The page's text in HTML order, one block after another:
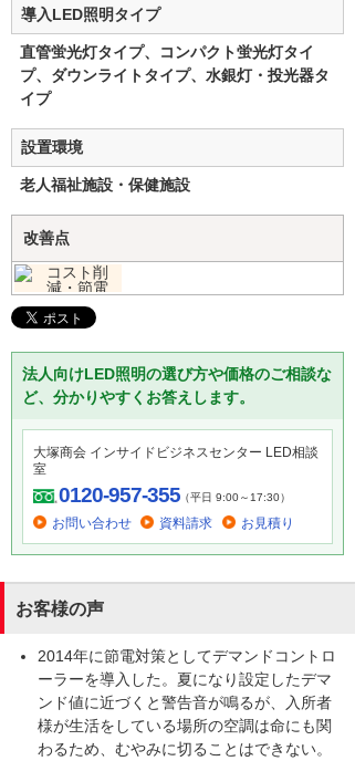
導入LED照明タイプ
直管蛍光灯タイプ、コンパクト蛍光灯タイ
プ、ダウンライトタイプ、水銀灯・投光器タ
イプ
設置環境
老人福祉施設・保健施設
改善点
法人向けLED照明の選び方や価格のご相談な
ど、分かりやすくお答えします。
大塚商会 インサイドビジネスセンター LED相談
室
0120-957-355（平日 9:00～17:30）
お問い合わせ 資料請求 お見積り
お客様の声
2014年に節電対策としてデマンドコントロ
ーラーを導入した。夏になり設定したデマ
ンド値に近づくと警告音が鳴るが、入所者
様が生活をしている場所の空調は命にも関
わるため、むやみに切ることはできない。